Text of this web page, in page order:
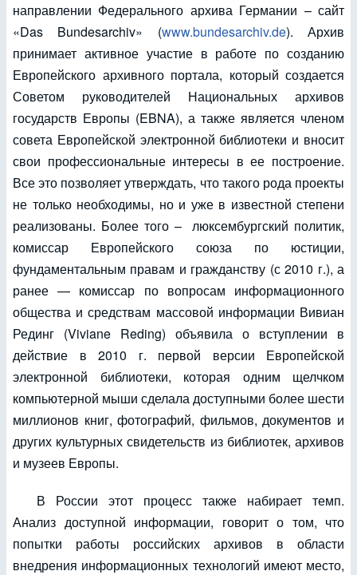
направлении Федерального архива Германии – сайт
«Das Bundesarchiv» (www.bundesarchiv.de). Архив
принимает активное участие в работе по созданию
Европейского архивного портала, который создается
Советом руководителей Национальных архивов
государств Европы (EBNA), а также является членом
совета Европейской электронной библиотеки и вносит
свои профессиональные интересы в ее построение.
Все это позволяет утверждать, что такого рода проекты
не только необходимы, но и уже в известной степени
реализованы. Более того – люксембургский политик,
комиссар Европейского союза по юстиции,
фундаментальным правам и гражданству (с 2010 г.), а
ранее — комиссар по вопросам информационного
общества и средствам массовой информации Вивиан
Рединг (Viviane Reding) объявила о вступлении в
действие в 2010 г. первой версии Европейской
электронной библиотеки, которая одним щелчком
компьютерной мыши сделала доступными более шести
миллионов книг, фотографий, фильмов, документов и
других культурных свидетельств из библиотек, архивов
и музеев Европы.
В России этот процесс также набирает темп.
Анализ доступной информации, говорит о том, что
попытки работы российских архивов в области
внедрения информационных технологий имеют место,